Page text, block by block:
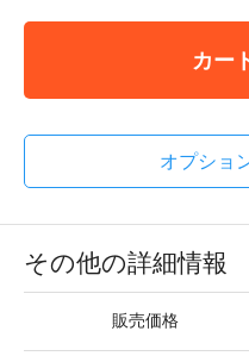
カー
オプショ
その他の詳細情報
販売価格